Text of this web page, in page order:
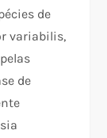
de
variabilis,
de